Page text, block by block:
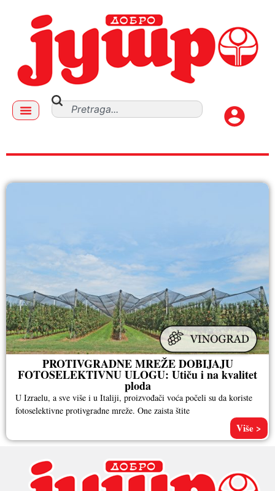
protivgradne mreze zastita
PROTIVGRADNE MREŽE DOBIJAJU
FOTOSELEKTIVNU ULOGU: Utiču i na kvalitet
ploda
U Izraelu, a sve više i u Italiji, proizvođači voća počeli su da koriste
fotoselektivne protivgradne mreže. One zaista štite
Više >